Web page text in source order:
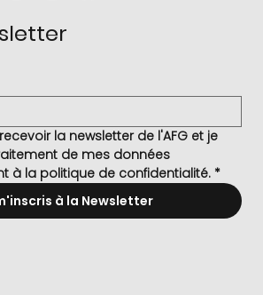
la newsletter de l'AFG et je
de mes données
à la politique de confidentialité. *
à la Newsletter